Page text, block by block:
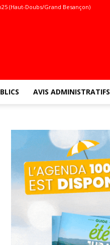
(Haut-Doubs/Grand Besançon)
AVIS ADMINISTRATIFS